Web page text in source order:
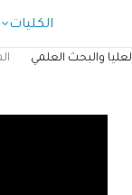
الكليات
والبحث العلمي